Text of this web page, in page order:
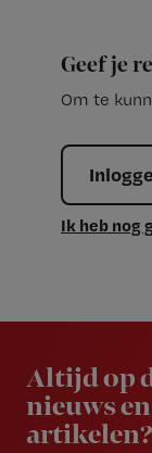
Geef je
Om te
Ik heb nog
Altijd op
nieuws
artikelen?